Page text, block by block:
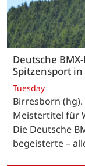
Deutsche
Spitzensport in
Tuesday
Birresborn
Meistertitel für
Die Deutsche
begeisterte –